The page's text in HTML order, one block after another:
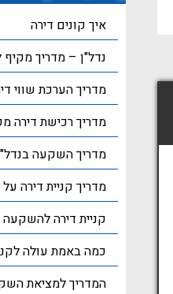
איך קונים דירה
נדל"ן – מדריך מקיף
מדריך הערכת שווי
מדריך רכישת דירה
מדריך השקעה
מדריך קניית דירה על
קניית דירה להשקעה ב-
כמה באמת עולה
המדריך למציאת